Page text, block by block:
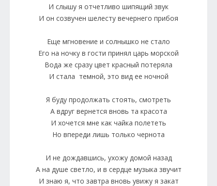
И слышу я отчетливо шипящий звук
И он созвучен шелесту вечернего прибоя
Еще мгновение и солнышко не стало
Его на ночку в гости принял царь морской
Вода же сразу цвет красный потеряла
И стала темной, это вид ее ночной
Я буду продолжать стоять, смотреть
А вдруг вернется вновь та красота
И хочется мне как чайка полететь
Но впереди лишь только чернота
И не дождавшись, ухожу домой назад
А на душе светло, и в сердце музыка звучит
И знаю я, что завтра вновь увижу я закат